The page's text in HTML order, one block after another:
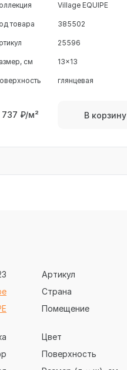
Village EQUIPE
товара 385502
25596
см 13x13
глянцевая
737 ₽/м² В корзину
Артикул
Страна
Помещение
Цвет
Поверхность